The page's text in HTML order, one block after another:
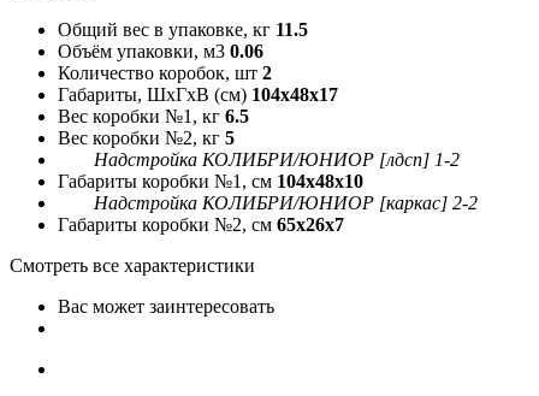
Общий вес в упаковке, кг 11.5
Объём упаковки, м3 0.06
Количество коробок, шт 2
Габариты, ШxГxВ (см) 104x48x17
Вес коробки №1, кг 6.5
Вес коробки №2, кг 5
Надстройка КОЛИБРИ/ЮНИОР [лдсп] 1-2
Габариты коробки №1, см 104x48x10
Надстройка КОЛИБРИ/ЮНИОР [каркас] 2-2
Габариты коробки №2, см 65x26x7
Смотреть все характеристики
Вас может заинтересовать